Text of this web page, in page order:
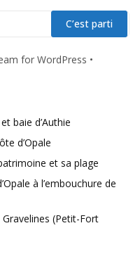
for WordPress •
baie d’Authie
d’Opale
et sa plage
à l’embouchure de
(Petit-Fort